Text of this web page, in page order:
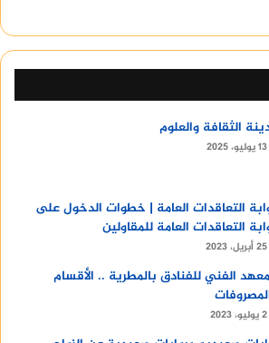
الثقافة والعلوم
13 يوليو، 2025
التعاقدات العامة | خطوات الدخول على
التعاقدات العامة للمقاولين
25 أبريل، 2023
الفني للفنادق بالمطرية .. الأقسام
2 يوليو، 2023